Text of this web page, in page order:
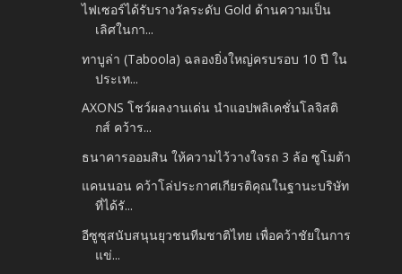
ไฟเซอร์ได้รับรางวัลระดับ Gold ด้านความเป็น
เลิศในกา...
ทาบูล่า (Taboola) ฉลองยิ่งใหญ่ครบรอบ 10 ปี ใน
ประเท...
AXONS โชว์ผลงานเด่น นำแอปพลิเคชั่นโลจิสติ
กส์ คว้าร...
ธนาคารออมสิน ให้ความไว้วางใจรถ 3 ล้อ ซูโมต้า
แคนนอน คว้าโล่ประกาศเกียรติคุณในฐานะบริษัท
ที่ได้รั...
อีซูซุสนับสนุนยุวชนทีมชาติไทย เพื่อคว้าชัยในการ
แข่...